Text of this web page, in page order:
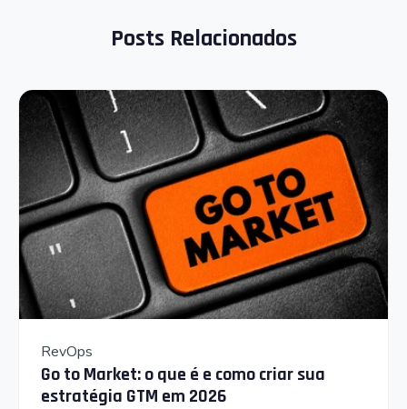
Posts Relacionados
RevOps
Go to Market: o que é e como criar sua
estratégia GTM em 2026